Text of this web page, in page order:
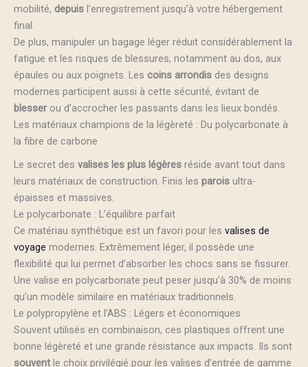
mobilité, depuis l’enregistrement jusqu’à votre hébergement
final.
De plus, manipuler un bagage léger réduit considérablement la
fatigue et les risques de blessures, notamment au dos, aux
épaules ou aux poignets. Les coins arrondis des designs
modernes participent aussi à cette sécurité, évitant de
blesser ou d’accrocher les passants dans les lieux bondés.
Les matériaux champions de la légèreté : Du polycarbonate à
la fibre de carbone
Le secret des valises les plus légères réside avant tout dans
leurs matériaux de construction. Finis les parois ultra-
épaisses et massives.
Le polycarbonate : L’équilibre parfait
Ce matériau synthétique est un favori pour les valises de
voyage modernes. Extrêmement léger, il possède une
flexibilité qui lui permet d’absorber les chocs sans se fissurer.
Une valise en polycarbonate peut peser jusqu’à 30% de moins
qu’un modèle similaire en matériaux traditionnels.
Le polypropylène et l’ABS : Légers et économiques
Souvent utilisés en combinaison, ces plastiques offrent une
bonne légèreté et une grande résistance aux impacts. Ils sont
souvent le choix privilégié pour les valises d’entrée de gamme